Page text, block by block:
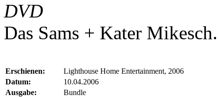
DVD
Das Sams + Kater
Erschienen:
Lighthouse Home Entertainment, 2006
Datum:
10.04.2006
Ausgabe:
Bundle